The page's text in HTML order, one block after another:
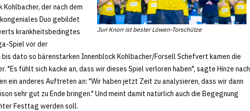
Juri Knorr ist bester Löwen-Torschütze
der nach dem
kongeniales Duo gebildet
krankheitsbedingtes
Spiel vor der
dato so bärenstarken Innenblock Kohlbacher/Forsell Schefvert kamen die
"Es fühlt sich kacke an, dass wir dieses Spiel verloren haben", sagte Hinze nach
ein anderes Auftreten an: "Wir haben jetzt Zeit zu analysieren, dass wir dann
sehr gut zu Ende bringen." Und meint damit natürlich auch die Begegnung
Festtag werden soll.